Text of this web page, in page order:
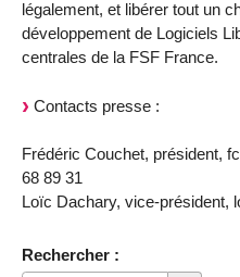
légalement, et libérer tout un
développement de Logiciels
centrales de la FSF France.
Contacts presse :
Frédéric Couchet, président,
68 89 31
Loïc Dachary, vice-président,
Rechercher :